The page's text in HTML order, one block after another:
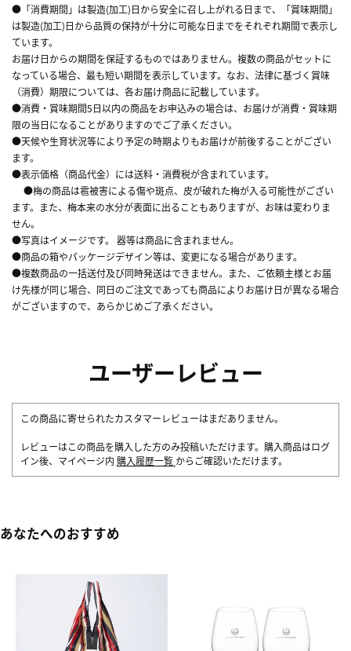
●「消費期間」は製造(加工)日から安全に召し上がれる日まで、「賞味期間」
は製造(加工)日から品質の保持が十分に可能な日までをそれぞれ期間で表示し
ています。
お届け日からの期間を保証するものではありません。複数の商品がセットに
なっている場合、最も短い期間を表示しています。なお、法律に基づく賞味
（消費）期限については、各お届け商品に記載しています。
●消費・賞味期間5日以内の商品をお申込みの場合は、お届けが消費・賞味期
限の当日になることがありますのでご了承ください。
●天候や生育状況等により予定の時期よりもお届けが前後することがござい
ます。
●表示価格（商品代金）には送料・消費税が含まれています。
●梅の商品は雹被害による傷や斑点、皮が破れた梅が入る可能性がござい
ます。また、梅本来の水分が表面に出ることもありますが、お味は変わりま
せん。
●写真はイメージです。 器等は商品に含まれません。
●商品の箱やパッケージデザイン等は、変更になる場合があります。
●複数商品の一括送付及び同時発送はできません。また、ご依頼主様とお届
け先様が同じ場合、同日のご注文であっても商品によりお届け日が異なる場合
がございますので、あらかじめご了承ください。
ユーザーレビュー
この商品に寄せられたカスタマーレビューはまだありません。
レビューはこの商品を購入した方のみ投稿いただけます。購入商品はログ
イン後、マイページ内 購入履歴一覧 からご確認いただけます。
あなたへのおすすめ